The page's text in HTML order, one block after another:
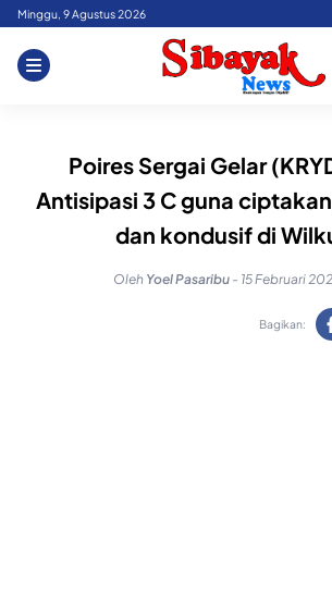
Skip
content
Minggu, 9 Agustus 2026
Poires Sergai Gelar
Antisipasi 3 C guna
dan kondusif di
Oleh Yoel Pasaribu - 15 Februari
Bagikan: